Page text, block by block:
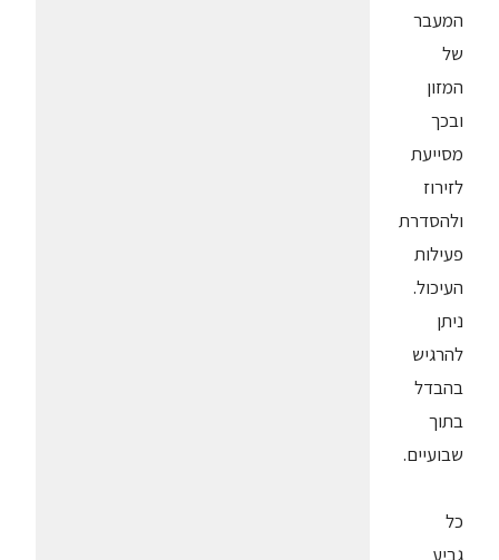
המעבר
של
המזון
ובכך
מסייעת
לזירוז
ולהסדרת
פעילות
העיכול.
ניתן
להרגיש
בהבדל
בתוך
שבועיים.
כל
גביע